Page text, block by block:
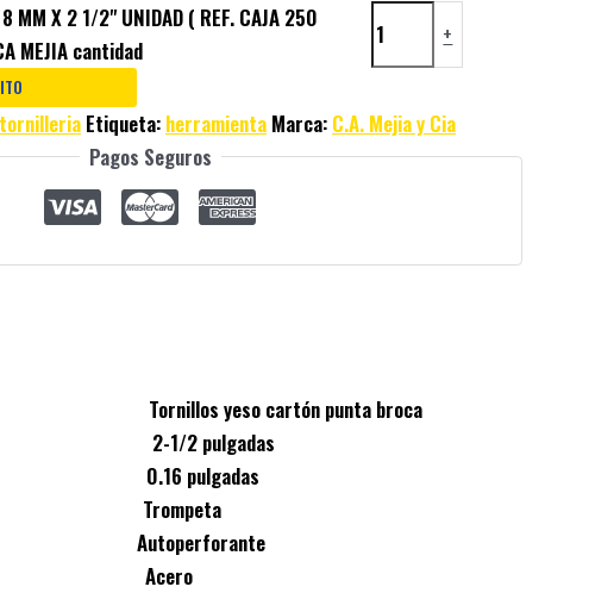
8 MM X 2 1/2" UNIDAD ( REF. CAJA 250
MEJIA cantidad
+
tornilleria Etiqueta: herramienta Marca: C.A. Mejia y Cia
Pagos Seguros
yeso cartón punta broca
2 pulgadas
pulgadas
Trompeta
Autoperforante
Acero